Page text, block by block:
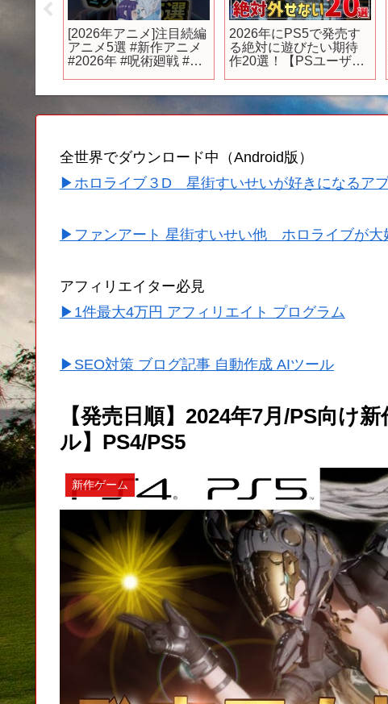
#国会
[2026年アニメ]注目続編
アニメ5選 #新作アニメ
#2026年 #呪術廻戦 #葬
2026年にPS5で発売す
る絶対に遊びたい期待
作20選！【PSユーザー
全世界でダウンロード中（Android版）
▶ホロライブ３D 星街すいせいが好きになるア
▶ファンアート 星街すいせい他 ホロライブが大
アフィリエイター必見
▶1件最大4万円 アフィリエイト プログラム
▶SEO対策 ブログ記事 自動作成 AIツール
【発売日順】2024年7月/PS向け
ル】PS4/PS5
新作ゲーム